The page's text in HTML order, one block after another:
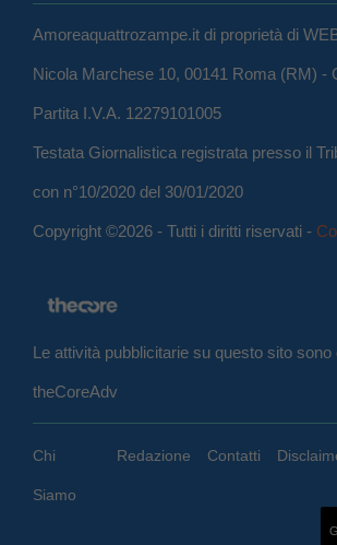
Amoreaquattrozampe.it di proprietà di
Nicola Marchese 10, 00141 Roma (RM) -
Partita I.V.A. 12279101005
Testata Giornalistica registrata presso il
con n°10/2020 del 30/01/2020
Copyright ©2026 - Tutti i diritti riservati -
Le attività pubblicitarie su questo sito sono
theCoreAdv
Chi
Siamo
Redazione Contatti